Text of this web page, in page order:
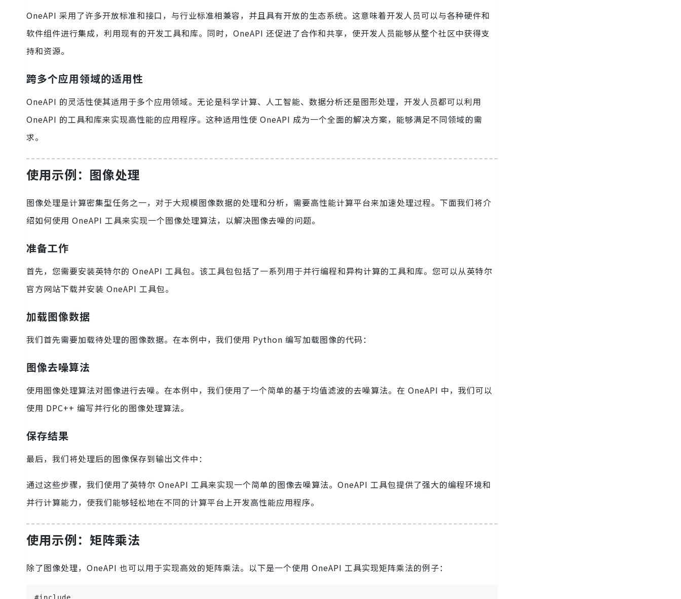
OneAPI 采用了许多开放标准和接口，与行业标准相兼容，并且具有开放的生态系统。这意味着开发人员可以与各种硬件和
软件组件进行集成，利用现有的开发工具和库。同时，OneAPI 还促进了合作和共享，使开发人员能够从整个社区中获得支
持和资源。
跨多个应用领域的适用性
OneAPI 的灵活性使其适用于多个应用领域。无论是科学计算、人工智能、数据分析还是图形处理，开发人员都可以利用
OneAPI 的工具和库来实现高性能的应用程序。这种适用性使 OneAPI 成为一个全面的解决方案，能够满足不同领域的需
求。
使用示例：图像处理
图像处理是计算密集型任务之一，对于大规模图像数据的处理和分析，需要高性能计算平台来加速处理过程。下面我们将介
绍如何使用 OneAPI 工具来实现一个图像处理算法，以解决图像去噪的问题。
准备工作
首先，您需要安装英特尔的 OneAPI 工具包。该工具包包括了一系列用于并行编程和异构计算的工具和库。您可以从英特尔
官方网站下载并安装 OneAPI 工具包。
加载图像数据
我们首先需要加载待处理的图像数据。在本例中，我们使用 Python 编写加载图像的代码：
图像去噪算法
使用图像处理算法对图像进行去噪。在本例中，我们使用了一个简单的基于均值滤波的去噪算法。在 OneAPI 中，我们可以
使用 DPC++ 编写并行化的图像处理算法。
保存结果
最后，我们将处理后的图像保存到输出文件中：
通过这些步骤，我们使用了英特尔 OneAPI 工具来实现一个简单的图像去噪算法。OneAPI 工具包提供了强大的编程环境和
并行计算能力，使我们能够轻松地在不同的计算平台上开发高性能应用程序。
使用示例：矩阵乘法
除了图像处理，OneAPI 也可以用于实现高效的矩阵乘法。以下是一个使用 OneAPI 工具实现矩阵乘法的例子：